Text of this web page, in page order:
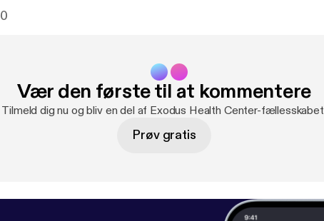
0
Vær den første til at kommentere
Tilmeld dig nu og bliv en del af Exodus Health Center-
Prøv gratis